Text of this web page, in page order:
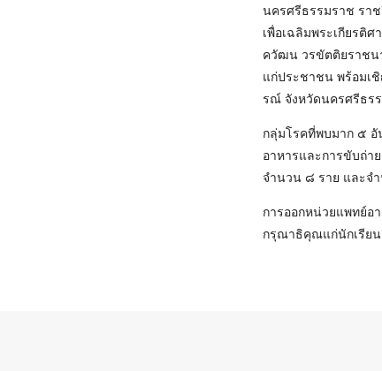
นครศรีธรรมราช รา
เพื่อเฉลิมพระเกียรติ
ควัฒน วรขัตติยราชน
แก่ประชาชน พร้อมเ
รณ์ จังหวัดนครศรีธร
กลุ่มโรคที่พบมาก ๕ อั
อาหารและการขับถ่า
จำนวน ๘ ราย และจ
การออกหน่วยแพทย์อ
กรุณาธิคุณแก่นักเรีย